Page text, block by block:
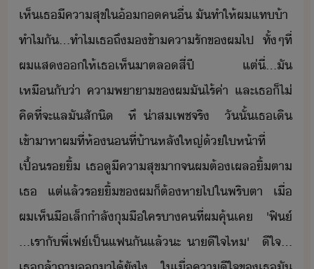
เห็​เธ​ีคาสุข​ใ​้​คื่​ ​ั​ทำให้​ผ​แท​้า​ ​
​ทำไ​ั​...​ทำไ​เธ​ถึ​ข้า​คารั​ข​ผ​ไป​ ​ทั้ๆที่​
ผ​แส​ให้​เธ​เห็​าต​ล​สี่​ปี​ ​แต่​ี่​...​ั​
เหืั​่า​ ​คาพาา​ข​ผ​ั​ไร้ค่า​ ​และ​เธ​็​ไ่​
คิ​ที่จะ​แล​ั​สัิ​ ​ ​หึ​ ​่าสเพช​จริ​ ​ ​ัั้​เธ​เิ​
เข้าา​หา​ผ​ที่​ห้​ที่​้า​หลั​ใหญ่​้​ให้า​ที่​
เปื้​ริ้​ ​เธ​ู​ีคาสุข​า​จ​ผ​ต้​เผล​ิ้​ตา​
เธ​ ​แต่​แล้​ริ้​ข​ผ​็​ต้หา​ไป​ใ​พริตา​ ​เื่​
ผ​เห็​ื​เล็​ำลั​ุื​ใคร​าค​ที่​ผ​คุ้เค​ ​ ​'​ฟิ​์​
...​เรา​ั​พี่​เฟ​์​เป็​แฟ​ั​แล้​ะ​ ​า​ีใจ​ไห​'​ ​ ​ีใจ​...​